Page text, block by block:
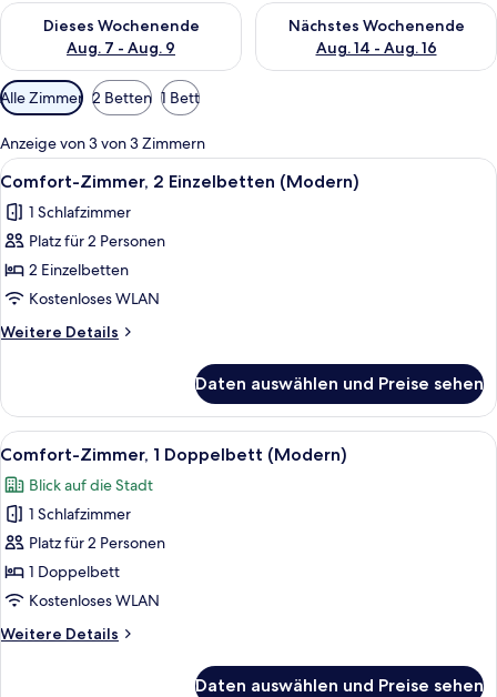
Dieses Wochenende
Aug. 7 - Aug. 9
Überprüfe die Verfügbarkeit für dieses Wochenende, Aug. 7
Nächstes Wochenende
Aug. 14 - Aug. 16
Überprüfe die Verfügbarkeit
Verfügbare
Filter
für
Zimmer
Alle Zimmer 2 Betten 1 Bett
Anzeige von 3 von 3 Zimmern
Alle
Fotos
für
Comfort-
Zimmer,
2 Einzelbetten
(Modern)
anzeigen
Ein Hotelzimmer mit zwei Betten,
6
Comfort-Zimmer, 2 Einzelbetten (Modern)
1 Schlafzimmer
Platz für 2 Personen
2 Einzelbetten
Kostenloses WLAN
Weitere Details
Weitere
Zimmer,
2 Einzelbetten
(Modern)
Daten auswählen und Preise sehen
Alle
Fotos
für
Comfort-
Zimmer,
1
Doppelbett
anzeigen
Ein Hotelzimmer mit einem Bett,
7
Comfort-Zimmer, 1 Doppelbett (Modern)
Blick auf die Stadt
1 Schlafzimmer
Platz für 2 Personen
1 Doppelbett
Kostenloses WLAN
Weitere Details
Weitere
Daten auswählen und Preise sehen